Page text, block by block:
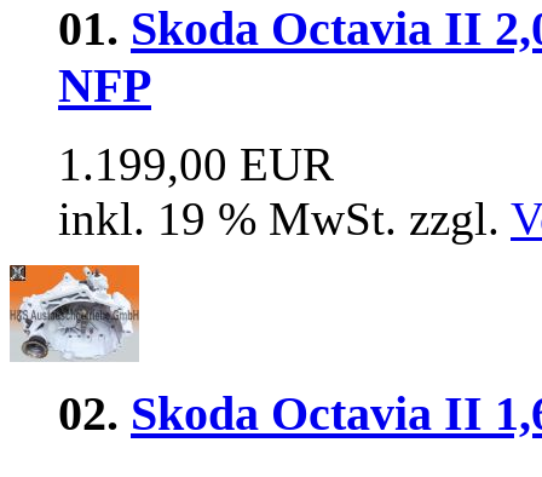
01. Skoda Octavia II
NFP
1.199,00 EUR
inkl. 19 % MwSt. zzgl.
02. Skoda Octavia II